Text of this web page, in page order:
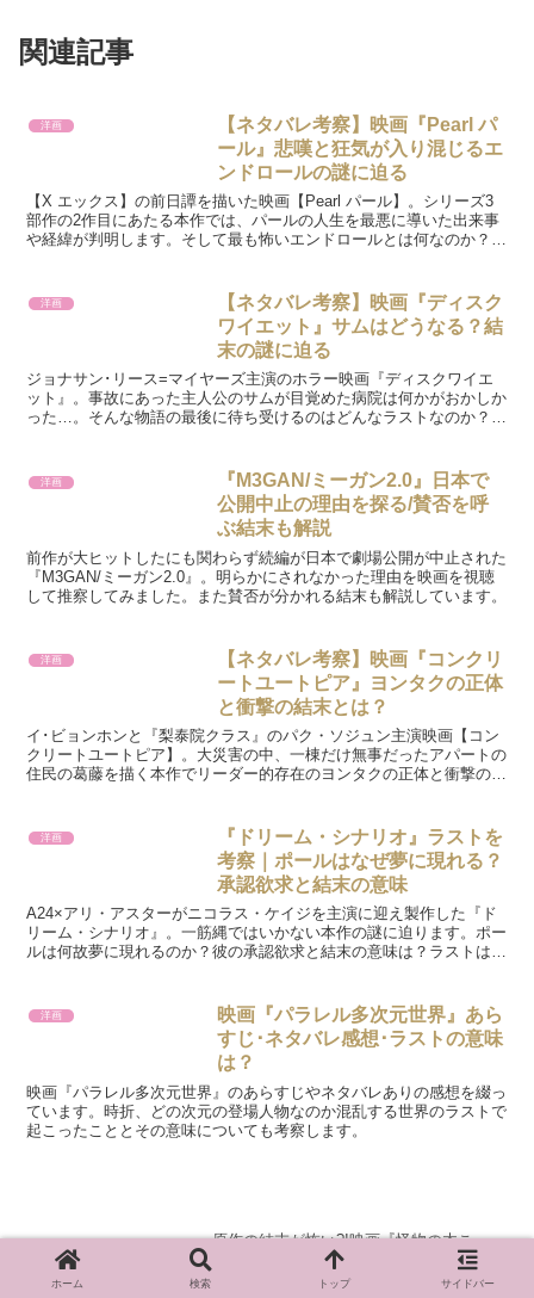
関連記事
洋画
【ネタバレ考察】映画『Pearl パ
ール』悲嘆と狂気が入り混じるエ
ンドロールの謎に迫る
【X エックス】の前日譚を描いた映画【Pearl パール】。シリーズ3
部作の2作目にあたる本作では、パールの人生を最悪に導いた出来事
や経緯が判明します。そして最も怖いエンドロールとは何なのか？そ
洋画
【ネタバレ考察】映画『ディスク
ワイエット』サムはどうなる？結
末の謎に迫る
ジョナサン･リース=マイヤーズ主演のホラー映画『ディスクワイエ
ット』。事故にあった主人公のサムが目覚めた病院は何かがおかしか
った…。そんな物語の最後に待ち受けるのはどんなラストなのか？そ
洋画
『M3GAN/ミーガン2.0』日本で
公開中止の理由を探る/賛否を呼
ぶ結末も解説
前作が大ヒットしたにも関わらず続編が日本で劇場公開が中止された
『M3GAN/ミーガン2.0』。明らかにされなかった理由を映画を視聴
して推察してみました。また賛否が分かれる結末も解説しています。
洋画
【ネタバレ考察】映画『コンクリ
ートユートピア』ヨンタクの正体
と衝撃の結末とは？
イ･ビョンホンと『梨泰院クラス』のパク・ソジュン主演映画【コン
クリートユートピア】。大災害の中、一棟だけ無事だったアパートの
住民の葛藤を描く本作でリーダー的存在のヨンタクの正体と衝撃の結
洋画
『ドリーム・シナリオ』ラストを
考察｜ポールはなぜ夢に現れる？
承認欲求と結末の意味
A24×アリ・アスターがニコラス・ケイジを主演に迎え製作した『ド
リーム・シナリオ』。一筋縄ではいかない本作の謎に迫ります。ポー
ルは何故夢に現れるのか？彼の承認欲求と結末の意味は？ラストはど
洋画
映画『パラレル多次元世界』あら
すじ･ネタバレ感想･ラストの意味
は？
映画『パラレル多次元世界』のあらすじやネタバレありの感想を綴っ
ています。時折、どの次元の登場人物なのか混乱する世界のラストで
起こったこととその意味についても考察します。
原作の結末が怖い?!映画『怪物の木こ
り』最もサイコパスだったのはアイツだ
った！
ホーム 検索 トップ サイドバー